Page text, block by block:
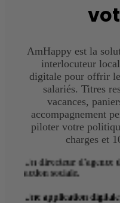
AmHappy est la
interlocuteur
digitale pour offrir
salariés. Titres
vacances,
accompagnement
piloter votre
charges et
Un directeur d'agence
action sociale.
Une application